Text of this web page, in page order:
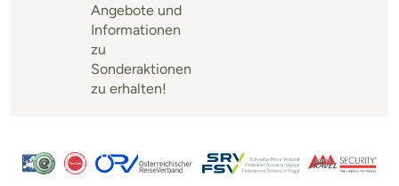
Angebote und
Informationen
zu
Sonderaktionen
zu erhalten!